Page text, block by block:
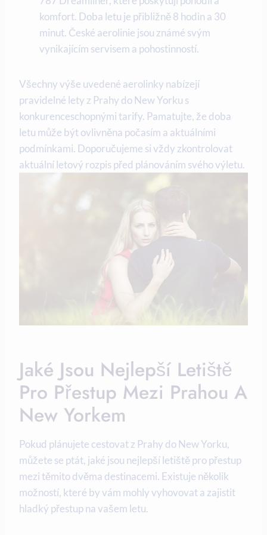
komfort. Doba letu je přibližně 8 hodin a 30
minut. České aerolinie jsou známé svým
vynikajícím servisem a pohostinností.
Všechny výše uvedené aerolinky nabízejí
pravidelné lety z Prahy do New Yorku s
konkurenceschopnými tarify. Pamatujte, že doba
letu může být ovlivněna počasím a aktuálními
podmínkami. Doporučujeme si vždy zkontrolovat
aktuální letový rozpis před plánováním svého výletu.
Jaké Jsou Nejlepší Letiště
Pro Přestup Mezi Prahou A
New Yorkem
Pokud plánujete cestovat z Prahy do New Yorku,
můžete se ptát, jaké jsou nejlepší letiště pro přestup
mezi těmito dvěma destinacemi. Existuje několik
možností, které by vám mohly vyhovovat a zajistit
hladký přestup na vašem letu.